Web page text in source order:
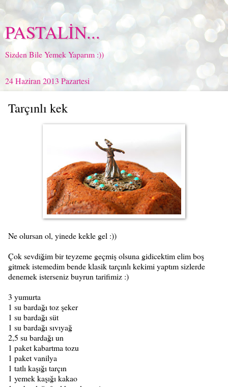
PASTALİN...
Sizden Bile Yemek Yaparım :))
24 Haziran 2013 Pazartesi
Tarçınlı kek
Ne olursan ol, yinede kekle gel :))
Çok sevdiğim bir teyzeme geçmiş olsuna gidicektim elim boş
gitmek istemedim bende klasik tarçınlı kekimi yaptım sizlerde
denemek isterseniz buyrun tarifimiz :)
3 yumurta
1 su bardağı toz şeker
1 su bardağı süt
1 su bardağı sıvıyağ
2,5 su bardağı un
1 paket kabartma tozu
1 paket vanilya
1 tatlı kaşığı tarçın
1 yemek kaşığı kakao